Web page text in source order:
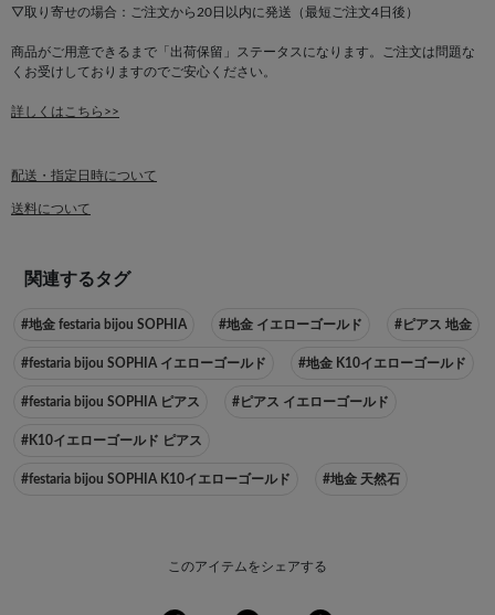
▽取り寄せの場合：ご注文から20日以内に発送（最短ご注文4日後）
商品がご用意できるまで「出荷保留」ステータスになります。ご注文は問題な
くお受けしておりますのでご安心ください。
詳しくはこちら>>
配送・指定日時について
送料について
関連するタグ
#地金 festaria bijou SOPHIA #地金 イエローゴールド #ピアス 地金
#festaria bijou SOPHIA イエローゴールド #地金 K10イエローゴールド
#festaria bijou SOPHIA ピアス #ピアス イエローゴールド
#K10イエローゴールド ピアス
#festaria bijou SOPHIA K10イエローゴールド #地金 天然石
このアイテムをシェアする